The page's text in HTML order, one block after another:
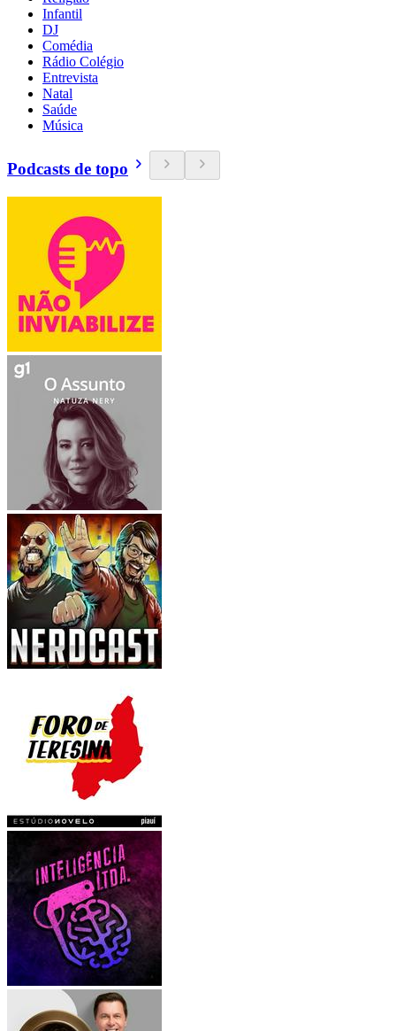
Infantil
DJ
Comédia
Rádio Colégio
Entrevista
Natal
Saúde
Música
Podcasts de topo